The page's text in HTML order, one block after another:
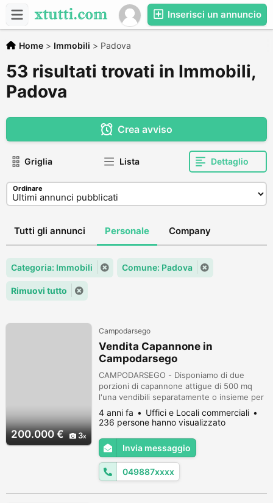
Inserisci un annuncio
Home > Immobili > Padova
53 risultati trovati in Immobili,
Padova
Crea avviso
Griglia Lista Dettaglio
Ordinare
Tutti gli annunci Personale Company
Categoria: Immobili Comune: Padova
Rimuovi tutto
200.000 € 3
Campodarsego
Vendita Capannone in
Campodarsego
CAMPODARSEGO - Disponiamo di due
porzioni di capannone attigue di 500 mq
l'una vendibili separatamente o insieme per
un totale di 1.000 mq. Una porzione
richiede dei lavori di sistemazione €
200.000 l'altra in foto € 250.000. Buona
trattabilità per l'acquisto in blocco di
entrambe le porzioni. Il posizionamento su
mappa è casuale. Tecnopol di Polcan Tomas
Ce...
4 anni fa
Uffici e Locali commerciali
236 persone hanno visualizzato
Invia messaggio
049887xxxx